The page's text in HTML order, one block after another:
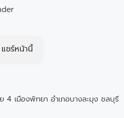
แชร์หน้านี้
4 เมืองพัทยา อำเภอบางละมุง ชลบุรี